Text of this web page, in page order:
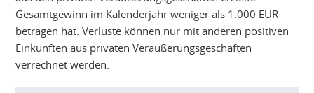
Gesamtgewinn im Kalenderjahr weniger als 1.000 EUR
betragen hat. Verluste können nur mit anderen positiven
Einkünften aus privaten Veräußerungsgeschäften
verrechnet werden.